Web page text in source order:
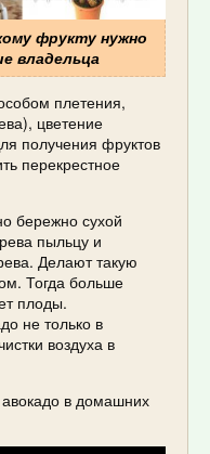
фрукту нужно
владельца
плетения,
цветение
получения фруктов
перекрестное
бережно сухой
пыльцу и
Делают такую
Тогда больше
плоды.
не только в
воздуха в
в домашних